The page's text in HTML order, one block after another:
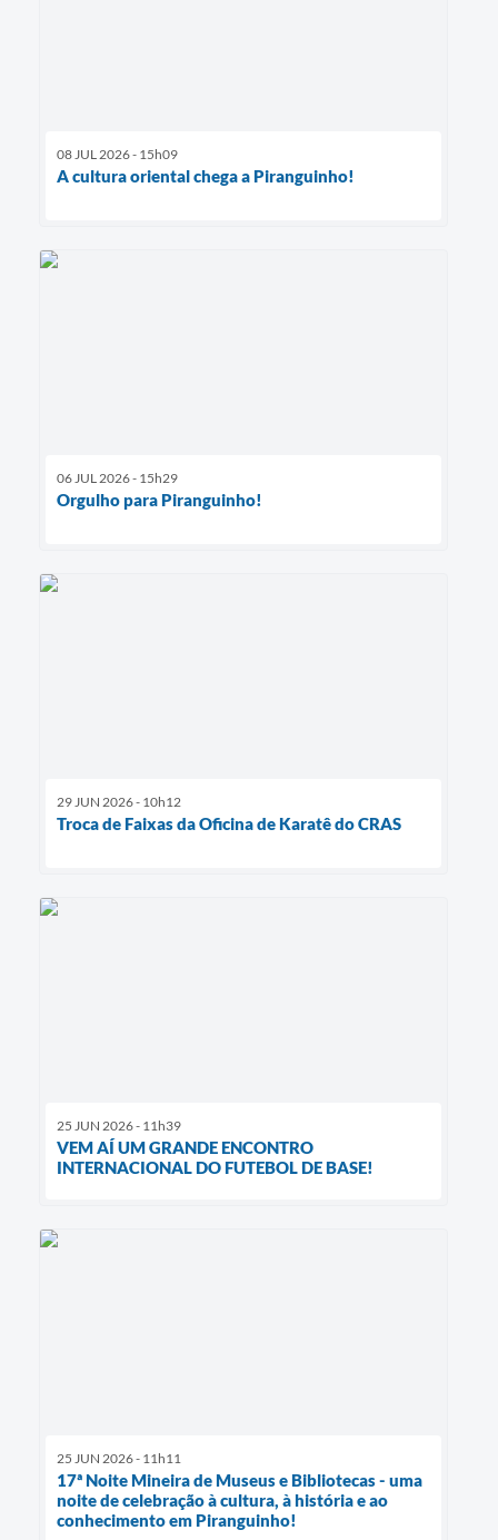
08 JUL 2026 - 15h09
A cultura oriental chega a Piranguinho!
06 JUL 2026 - 15h29
Orgulho para Piranguinho!
29 JUN 2026 - 10h12
Troca de Faixas da Oficina de Karatê do CRAS
25 JUN 2026 - 11h39
VEM AÍ UM GRANDE ENCONTRO
INTERNACIONAL DO FUTEBOL DE BASE!
25 JUN 2026 - 11h11
17ª Noite Mineira de Museus e Bibliotecas - uma
noite de celebração à cultura, à história e ao
conhecimento em Piranguinho!